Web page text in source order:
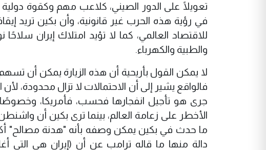
تعويلًا على الدور الصيني، كلاعب مهم وكقوة دولية
في رؤية هذه الحرب غير قانونية، وأن بكين تريد
للاقتصاد العالمي، كما لا تؤيد امتلاك إيران
والطبية والكهرباء.
لا يمكن القول بأريحية أن هذه الزيارة يمكن أن
فالواقع يشير إلى أن الاحتمالات لا تزال محدودة،
جرى هو تأجيل انفجارها فحسب، فأمريكا، وخصوصًا
الأخطر على زعامة العالم، بينما ترى بكين أن
ما حدث في بكين يمكن وصفه بأنه "هدنة مصالح" أكثر
دالة منها ما قاله ترامب عن أن (إيران هي